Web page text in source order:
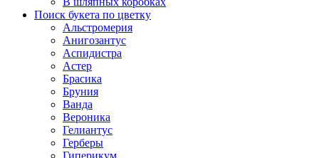
Поиск букета по цветку
Альстромерия
Анигозантус
Аспидистра
Астер
Брасика
Бруния
Ванда
Вероника
Гелиантус
Герберы
Гиперикум